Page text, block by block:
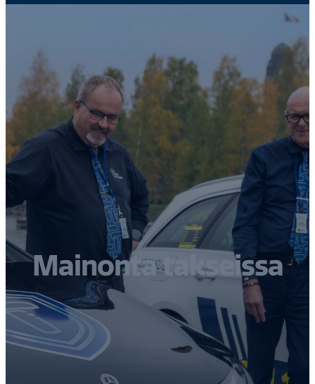
Mainonta takseissa